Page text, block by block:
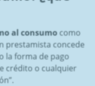
al consumocomo
prestamista concede
la forma de pago
crédito o cualquier